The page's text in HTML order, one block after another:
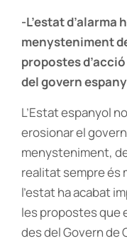
-L’estat d’alarma
menysteniment
propostes
del govern
L’Estat espanyol
erosionar el
menysteniment,
realitat sempre és
l’estat ha acabat
les propostes que
des del Govern de